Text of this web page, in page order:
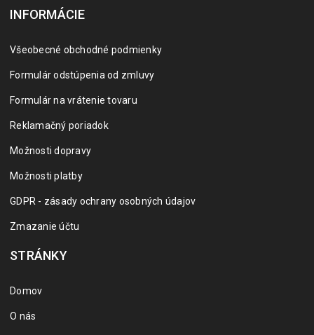
INFORMÁCIE
Všeobecné obchodné podmienky
Formulár odstúpenia od zmluvy
Formulár na vrátenie tovaru
Reklamačný poriadok
Možnosti dopravy
Možnosti platby
GDPR - zásady ochrany osobných údajov
Zmazanie účtu
STRÁNKY
Domov
O nás